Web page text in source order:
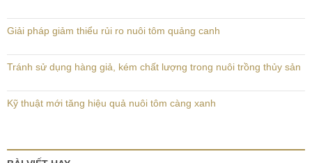
Giải pháp giảm thiểu rủi ro nuôi tôm quảng canh
Tránh sử dụng hàng giả, kém chất lượng trong nuôi trồng thủy sản
Kỹ thuật mới tăng hiệu quả nuôi tôm càng xanh